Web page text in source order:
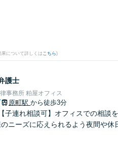
果について詳しくは こちら)
護士
事務所 粕屋オフィス
原町駅 から徒歩3分
子連れ相談可】オフィスでの相
ニーズに応えられるよう夜間や